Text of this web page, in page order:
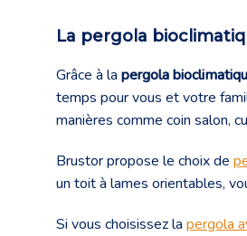
La pergola
Grâce à la pergola
temps pour vous et votre
manières comme coin salon,
Brustor propose le choix de
un toit à lames orientables,
Si vous choisissez la pergola